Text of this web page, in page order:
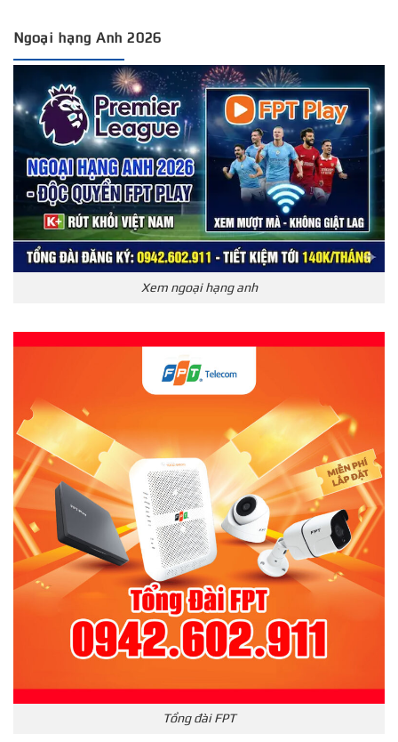
Ngoại hạng Anh 2026
Xem ngoại hạng anh
Tổng đài FPT